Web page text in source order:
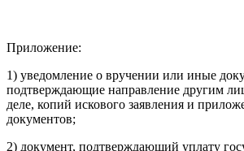
Приложение:
1) уведомление о вручении или иные
подтверждающие направление другим
деле, копий искового заявления и
документов;
2) документ, подтверждающий уплату